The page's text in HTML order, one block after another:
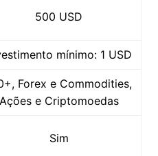
500 USD
mínimo: 1
100+, Forex e
Criptomoedas